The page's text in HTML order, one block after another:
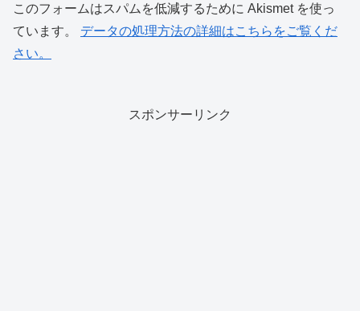
このフォームはスパムを低減するために Akismet を使っ
ています。 データの処理方法の詳細はこちらをご覧くだ
さい。
スポンサーリンク